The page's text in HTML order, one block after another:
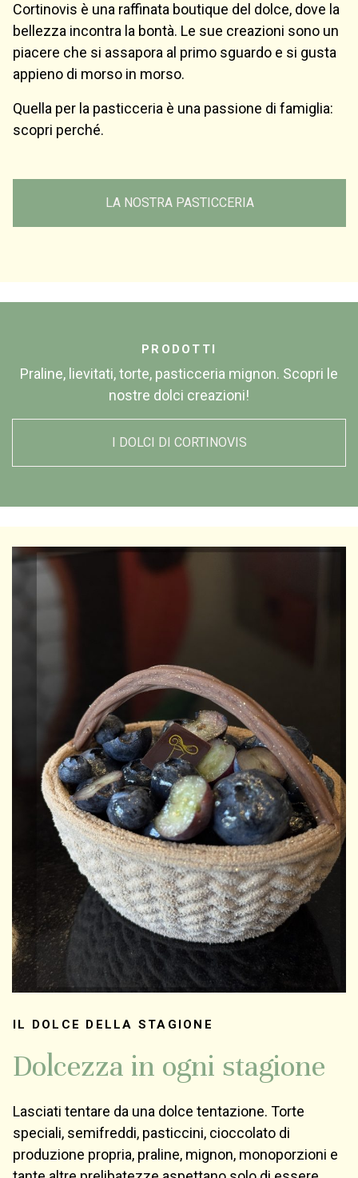
Cortinovis è una raffinata boutique del dolce, dove la
bellezza incontra la bontà. Le sue creazioni sono un
piacere che si assapora al primo sguardo e si gusta
appieno di morso in morso.
Quella per la pasticceria è una passione di famiglia:
scopri perché.
LA NOSTRA PASTICCERIA
PRODOTTI
Praline, lievitati, torte, pasticceria mignon. Scopri le
nostre dolci creazioni!
I DOLCI DI CORTINOVIS
IL DOLCE DELLA STAGIONE
Dolcezza in ogni stagione
Lasciati tentare da una dolce tentazione. Torte
speciali, semifreddi, pasticcini, cioccolato di
produzione propria, praline, mignon, monoporzioni e